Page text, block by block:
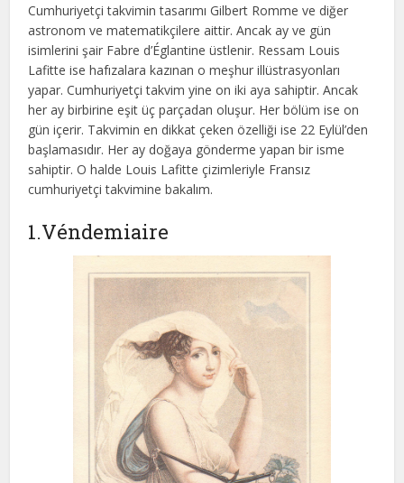
Cumhuriyetçi takvimin tasarımı Gilbert Romme ve diğer
astronom ve matematikçilere aittir. Ancak ay ve gün
isimlerini şair Fabre d’Églantine üstlenir. Ressam Louis
Lafitte ise hafızalara kazınan o meşhur illüstrasyonları
yapar. Cumhuriyetçi takvim yine on iki aya sahiptir. Ancak
her ay birbirine eşit üç parçadan oluşur. Her bölüm ise on
gün içerir. Takvimin en dikkat çeken özelliği ise 22 Eylül’den
başlamasıdır. Her ay doğaya gönderme yapan bir isme
sahiptir. O halde Louis Lafitte çizimleriyle Fransız
cumhuriyetçi takvimine bakalım.
1.Véndemiaire